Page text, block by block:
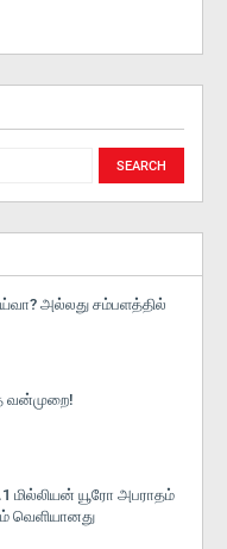
அல்லது சம்பளத்தில்
வன்முறை!
மில்லியன் யூரோ அபராதம்
வெளியானது